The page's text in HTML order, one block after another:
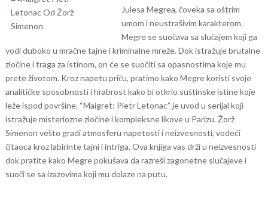
Julesa Megrea, čoveka sa oštrim
umom i neustrašivim karakterom.
Megre se suočava sa slučajem koji ga
vodi duboko u mračne tajne i kriminalne mreže. Dok istražuje brutalne
zločine i traga za istinom, on će se suočiti sa opasnostima koje mu
prete životom. Kroz napetu priču, pratimo kako Megre koristi svoje
analitičke sposobnosti i hrabrost kako bi otkrio suštinske istine koje
leže ispod površine. “Maigret: Pietr Letonac” je uvod u serijal koji
istražuje misteriozne zločine i kompleksne likove u Parizu. Žorž
Simenon vešto gradi atmosferu napetosti i neizvesnosti, vodeći
čitaoca kroz labirinte tajni i intriga. Ova knjiga vas drži u neizvesnosti
dok pratite kako Megre pokušava da razreši zagonetne slučajeve i
suoči se sa izazovima koji mu dolaze na putu.